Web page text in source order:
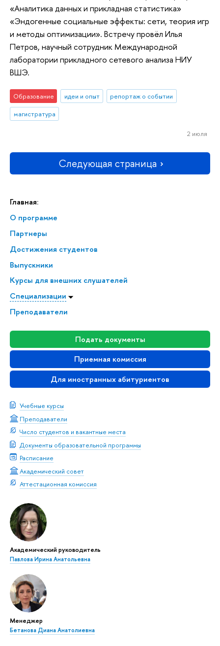
Главная:
О программе
Партнеры
Достижения студентов
Выпускники
Курсы для внешних слушателей
Специализации
Преподаватели
Подать документы
Приемная комиссия
Для иностранных абитуриентов
Учебные курсы
Преподаватели
Число студентов и вакантные места
Документы образовательной программы
Расписание
Академический совет
Аттестационная комиссия
Академический руководитель
Павлова Ирина Анатольевна
Менеджер
Бетанова Диана Анатолиевна
«Аналитика данных и прикладная статистика»
«Эндогенные социальные эффекты: сети, теория игр
и методы оптимизации». Встречу провёл Илья
Петров, научный сотрудник Международной
лаборатории прикладного сетевого анализа НИУ
ВШЭ.
Образование идеи и опыт
репортаж о событии
магистратура
2 июля
Следующая страница